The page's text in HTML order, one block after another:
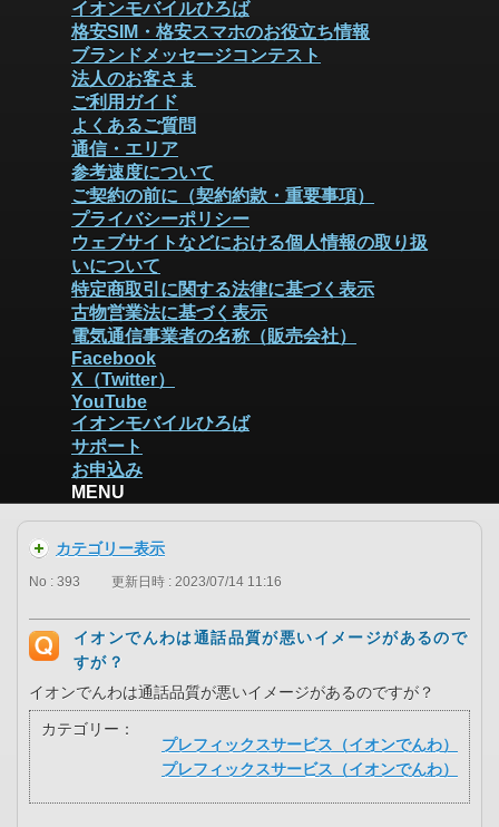
イオンモバイルひろば
格安SIM・格安スマホのお役立ち情報
ブランドメッセージコンテスト
法人のお客さま
ご利用ガイド
よくあるご質問
通信・エリア
参考速度について
ご契約の前に（契約約款・重要事項）
プライバシーポリシー
ウェブサイトなどにおける個人情報の取り扱
いについて
特定商取引に関する法律に基づく表示
古物営業法に基づく表示
電気通信事業者の名称（販売会社）
Facebook
X（Twitter）
YouTube
イオンモバイルひろば
サポート
お申込み
MENU
カテゴリー表示
No : 393 更新日時 : 2023/07/14 11:16
イオンでんわは通話品質が悪いイメージがあるので
すが？
イオンでんわは通話品質が悪いイメージがあるのですが？
カテゴリー：
プレフィックスサービス（イオンでんわ）
プレフィックスサービス（イオンでんわ）